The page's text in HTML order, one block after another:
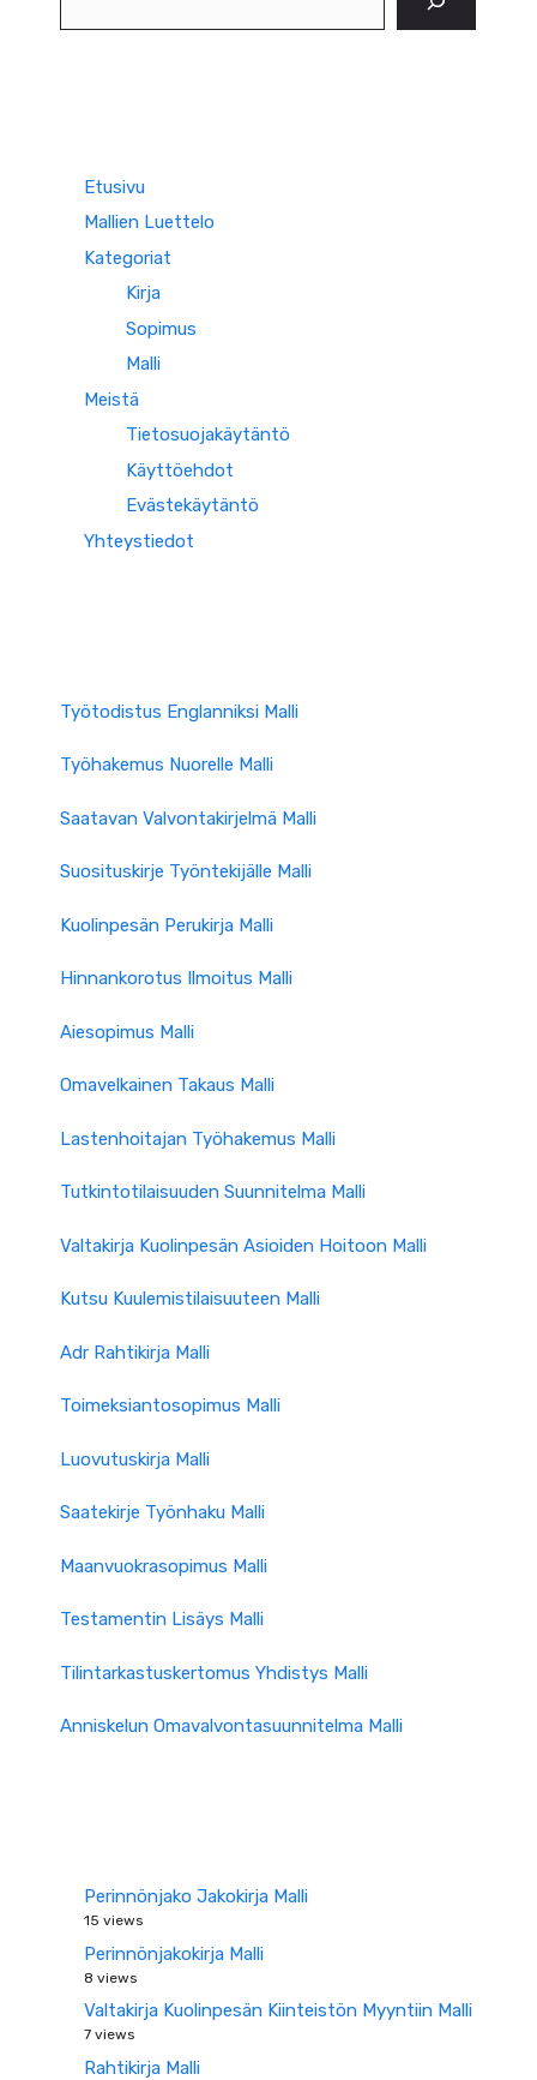
Etusivu
Mallien Luettelo
Kategoriat
Kirja
Sopimus
Malli
Meistä
Tietosuojakäytäntö
Käyttöehdot
Evästekäytäntö
Yhteystiedot
Työtodistus Englanniksi Malli
Työhakemus Nuorelle Malli
Saatavan Valvontakirjelmä Malli
Suosituskirje Työntekijälle Malli
Kuolinpesän Perukirja Malli
Hinnankorotus Ilmoitus Malli
Aiesopimus Malli
Omavelkainen Takaus Malli
Lastenhoitajan Työhakemus Malli
Tutkintotilaisuuden Suunnitelma Malli
Valtakirja Kuolinpesän Asioiden Hoitoon Malli
Kutsu Kuulemistilaisuuteen Malli
Adr Rahtikirja Malli
Toimeksiantosopimus Malli
Luovutuskirja Malli
Saatekirje Työnhaku Malli
Maanvuokrasopimus Malli
Testamentin Lisäys Malli
Tilintarkastuskertomus Yhdistys Malli
Anniskelun Omavalvontasuunnitelma Malli
Perinnönjako Jakokirja Malli
15 views
Perinnönjakokirja Malli
8 views
Valtakirja Kuolinpesän Kiinteistön Myyntiin Malli
7 views
Rahtikirja Malli